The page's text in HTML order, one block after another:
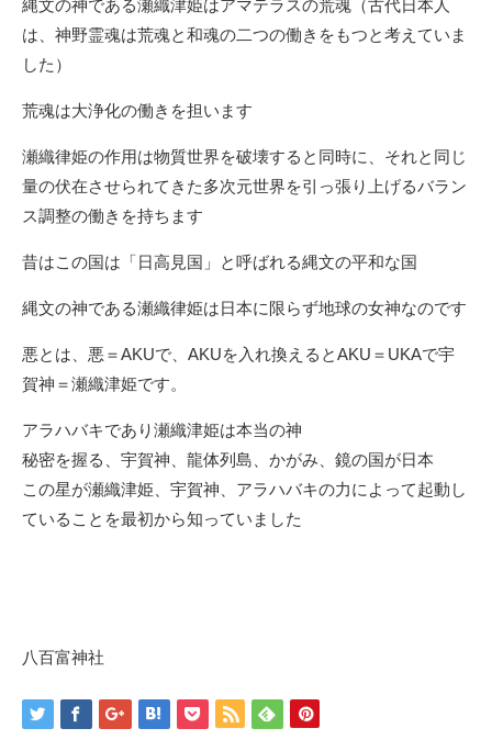
縄文の神である瀬織津姫はアマテラスの荒魂（古代日本人
は、神野霊魂は荒魂と和魂の二つの働きをもつと考えていま
した）
荒魂は大浄化の働きを担います
瀬織律姫の作用は物質世界を破壊すると同時に、それと同じ
量の伏在させられてきた多次元世界を引っ張り上げるバラン
ス調整の働きを持ちます
昔はこの国は「日高見国」と呼ばれる縄文の平和な国
縄文の神である瀬織律姫は日本に限らず地球の女神なのです
悪とは、悪＝AKUで、AKUを入れ換えるとAKU＝UKAで宇
賀神＝瀬織津姫です。
アラハバキであり瀬織津姫は本当の神
秘密を握る、宇賀神、龍体列島、かがみ、鏡の国が日本
この星が瀬織津姫、宇賀神、アラハバキの力によって起動し
ていることを最初から知っていました
八百富神社